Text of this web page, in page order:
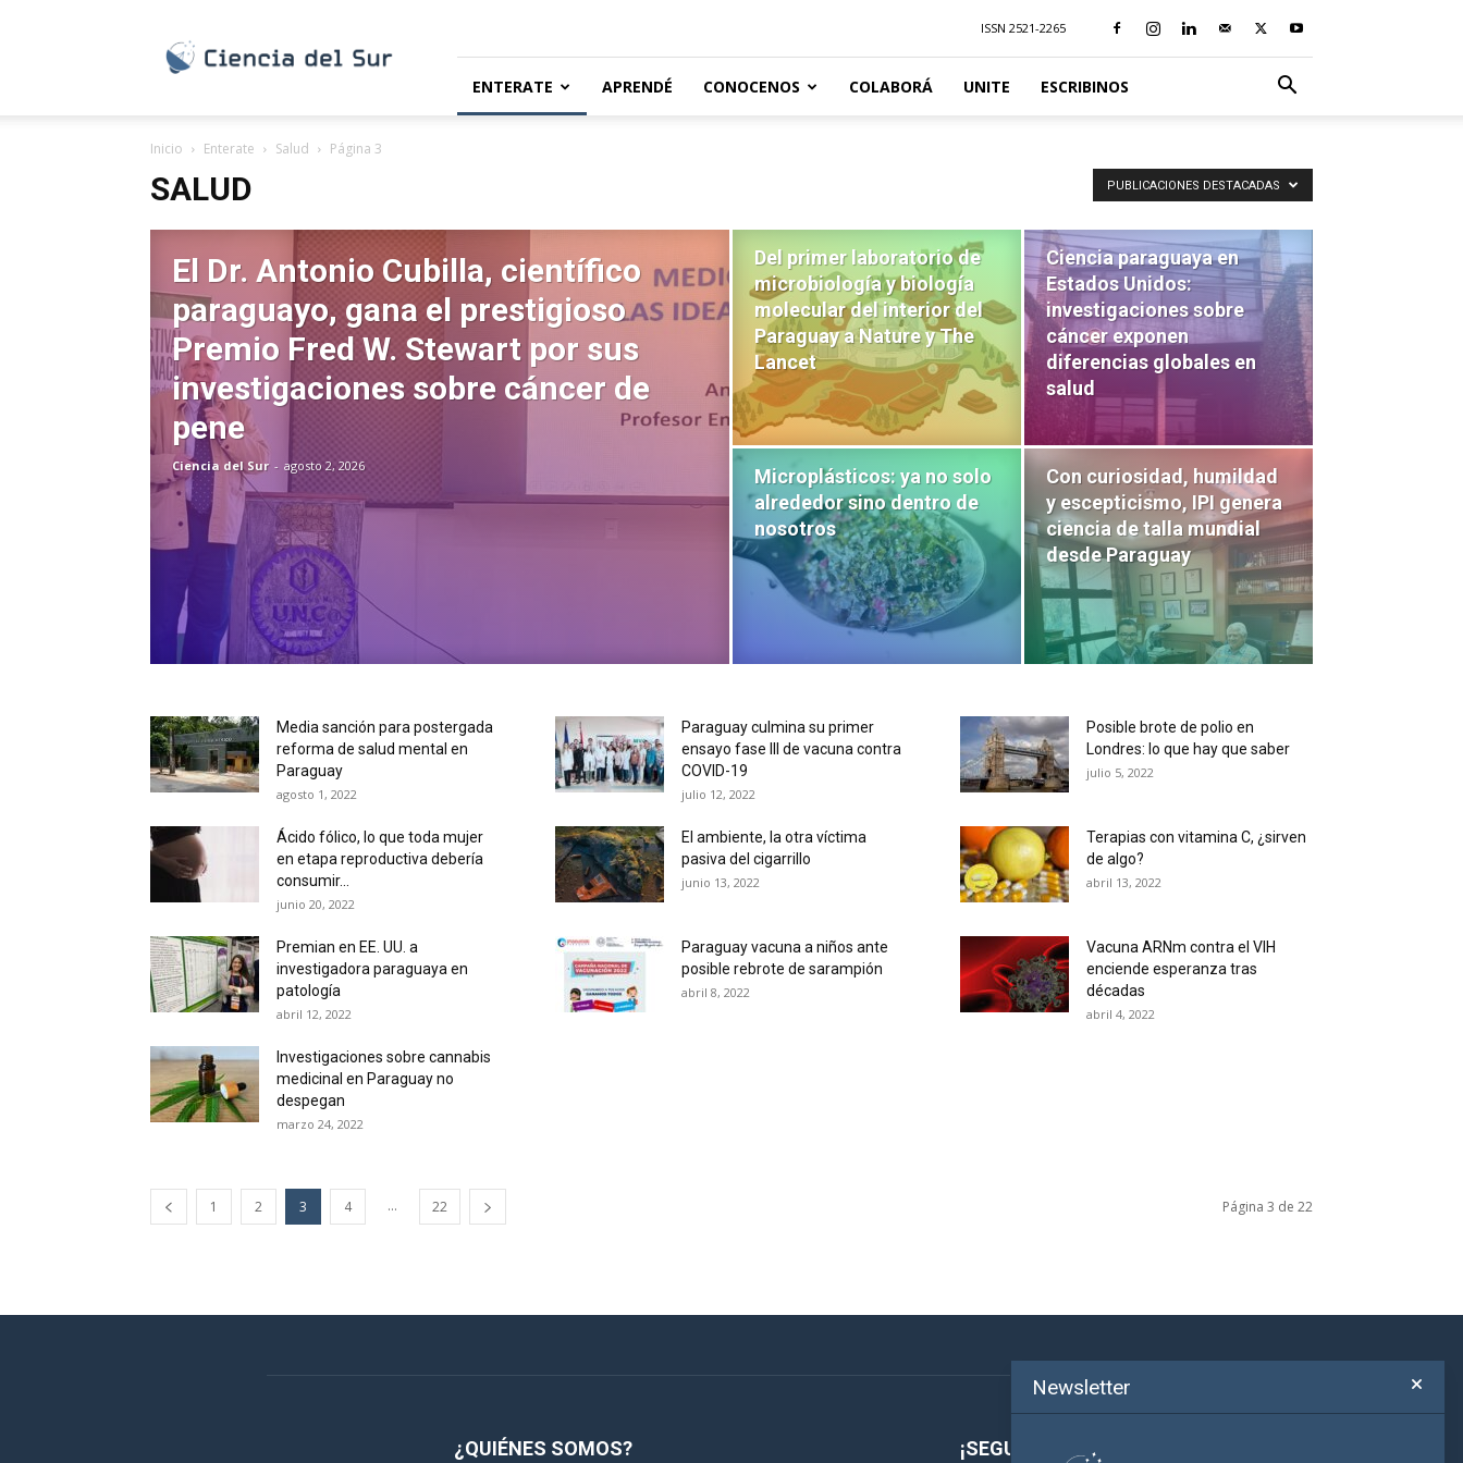
Sur
ISSN 2521-2265
ENTERATE APRENDÉ CONOCENOS COLABORÁ UNITE ESCRIBINOS
Inicio Enterate Salud Página 3
SALUD PUBLICACIONES DESTACADAS
El Dr. Antonio Cubilla, científico
paraguayo, gana el prestigioso
Premio Fred W. Stewart por sus
investigaciones sobre cáncer de
pene
Ciencia del Sur - agosto 2, 2026
Del primer laboratorio de
microbiología y biología
molecular del interior del
Paraguay a Nature y The
Lancet
Ciencia paraguaya en
Estados Unidos:
investigaciones sobre
cáncer exponen
diferencias globales en
salud
Microplásticos: ya no solo
alrededor sino dentro de
nosotros
Con curiosidad, humildad
y escepticismo, IPI genera
ciencia de talla mundial
desde Paraguay
Media sanción para postergada
reforma de salud mental en
Paraguay
agosto 1, 2022
Paraguay culmina su primer
ensayo fase III de vacuna contra
COVID-19
julio 12, 2022
Posible brote de polio en
Londres: lo que hay que saber
julio 5, 2022
Ácido fólico, lo que toda mujer
en etapa reproductiva debería
consumir...
junio 20, 2022
El ambiente, la otra víctima
pasiva del cigarrillo
junio 13, 2022
Terapias con vitamina C, ¿sirven
de algo?
abril 13, 2022
Premian en EE. UU. a
investigadora paraguaya en
patología
abril 12, 2022
Paraguay vacuna a niños ante
posible rebrote de sarampión
abril 8, 2022
Vacuna ARNm contra el VIH
enciende esperanza tras
décadas
abril 4, 2022
Investigaciones sobre cannabis
medicinal en Paraguay no
despegan
marzo 24, 2022
1 2 3 4 ... 22 Página 3 de 22
¿QUIÉNES SOMOS? ¡SEGUINOS!
Newsletter